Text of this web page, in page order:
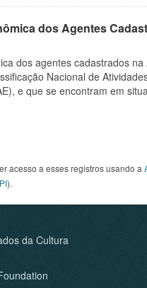
dos Agentes
dos agentes cadastrados na
Nacional de
e que se encontram em
acesso a esses registros usando a
).
da Cultura